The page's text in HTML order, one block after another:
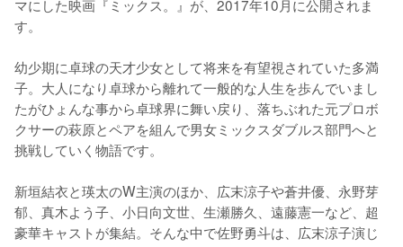
マにした映画『ミックス。』が、2017年10月に公開されま
す。
幼少期に卓球の天才少女として将来を有望視されていた多満
子。大人になり卓球から離れて一般的な人生を歩んでいまし
たがひょんな事から卓球界に舞い戻り、落ちぶれた元プロボ
クサーの萩原とペアを組んで男女ミックスダブルス部門へと
挑戦していく物語です。
新垣結衣と瑛太のW主演のほか、広末涼子や蒼井優、永野芽
郁、真木よう子、小日向文世、生瀬勝久、遠藤憲一など、超
豪華キャストが集結。そんな中で佐野勇斗は、広末涼子演じ